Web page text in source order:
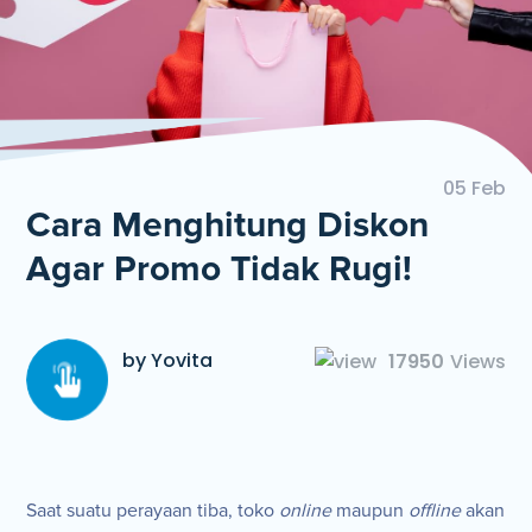
05 Feb
Cara Menghitung Diskon
Agar Promo Tidak Rugi!
by Yovita 17950 Views
Saat suatu perayaan tiba, toko online maupun offlineakan